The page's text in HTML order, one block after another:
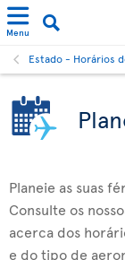
Menu
Estado - Horários
Planeie as suas
Consulte os
acerca dos
e do tipo de